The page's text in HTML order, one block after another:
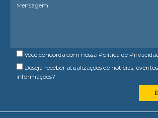
Você concorda com nossa Política de
Deseja receber atualizações de notícias,
informações?